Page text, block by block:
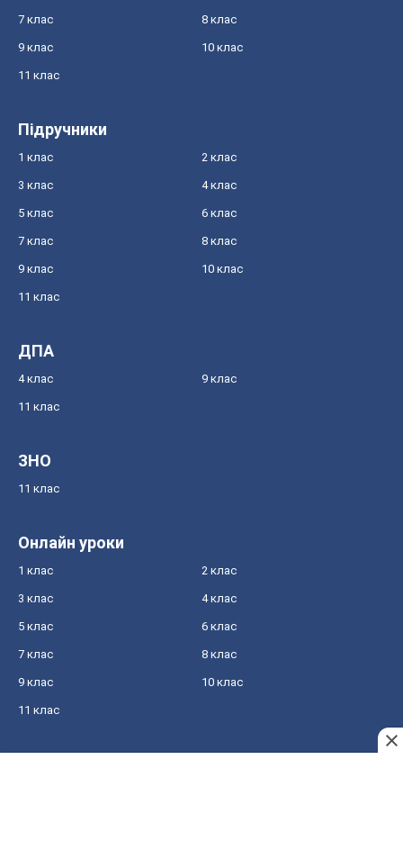
7 клас 8 клас
9 клас 10 клас
11 клас
Підручники
1 клас 2 клас
3 клас 4 клас
5 клас 6 клас
7 клас 8 клас
9 клас 10 клас
11 клас
ДПА
4 клас 9 клас
11 клас
ЗНО
11 клас
Онлайн уроки
1 клас 2 клас
3 клас 4 клас
5 клас 6 клас
7 клас 8 клас
9 клас 10 клас
11 клас